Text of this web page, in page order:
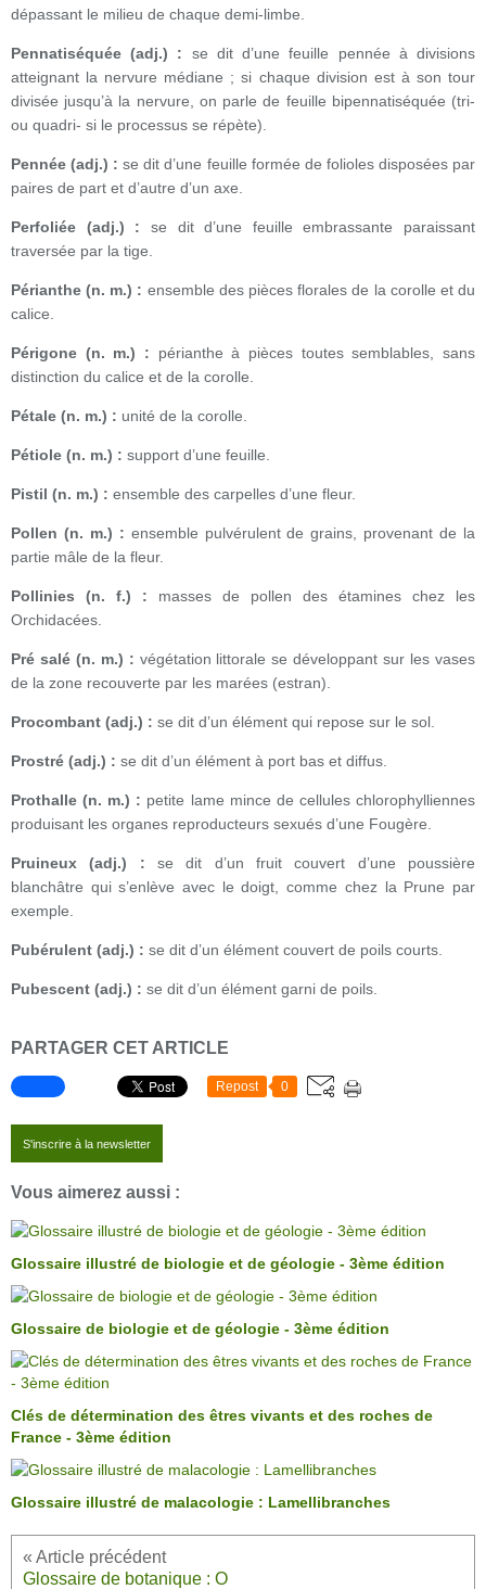
dépassant le milieu de chaque demi-limbe.
Pennatiséquée (adj.) : se dit d’une feuille pennée à divisions
atteignant la nervure médiane ; si chaque division est à son tour
divisée jusqu’à la nervure, on parle de feuille bipennatiséquée (tri-
ou quadri- si le processus se répète).
Pennée (adj.) : se dit d’une feuille formée de folioles disposées par
paires de part et d’autre d’un axe.
Perfoliée (adj.) : se dit d’une feuille embrassante paraissant
traversée par la tige.
Périanthe (n. m.) : ensemble des pièces florales de la corolle et du
calice.
Périgone (n. m.) : périanthe à pièces toutes semblables, sans
distinction du calice et de la corolle.
Pétale (n. m.) : unité de la corolle.
Pétiole (n. m.) : support d’une feuille.
Pistil (n. m.) : ensemble des carpelles d’une fleur.
Pollen (n. m.) : ensemble pulvérulent de grains, provenant de la
partie mâle de la fleur.
Pollinies (n. f.) : masses de pollen des étamines chez les
Orchidacées.
Pré salé (n. m.) : végétation littorale se développant sur les vases
de la zone recouverte par les marées (estran).
Procombant (adj.) : se dit d’un élément qui repose sur le sol.
Prostré (adj.) : se dit d’un élément à port bas et diffus.
Prothalle (n. m.) : petite lame mince de cellules chlorophylliennes
produisant les organes reproducteurs sexués d’une Fougère.
Pruineux (adj.) : se dit d’un fruit couvert d’une poussière
blanchâtre qui s’enlève avec le doigt, comme chez la Prune par
exemple.
Pubérulent (adj.) : se dit d’un élément couvert de poils courts.
Pubescent (adj.) : se dit d’un élément garni de poils.
PARTAGER CET ARTICLE
Repost 0
S'inscrire à la newsletter
Vous aimerez aussi :
Glossaire illustré de biologie et de géologie - 3ème édition
Glossaire de biologie et de géologie - 3ème édition
Clés de détermination des êtres vivants et des roches de
France - 3ème édition
Glossaire illustré de malacologie : Lamellibranches
Glossaire de botanique : O